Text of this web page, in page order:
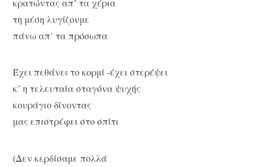
κρατώντας απ’ τα χέρια
τη μέση λυγίζουμε
πάνω απ’ τα πρόσωπα
Έχει πεθάνει το κορμί -έχει στερέψει
κ’ η τελευταία σταγόνα ψυχής
κουράγιο δίνοντας
μας επιστρέφει στο σπίτι
(Δεν κερδίσαμε πολλά